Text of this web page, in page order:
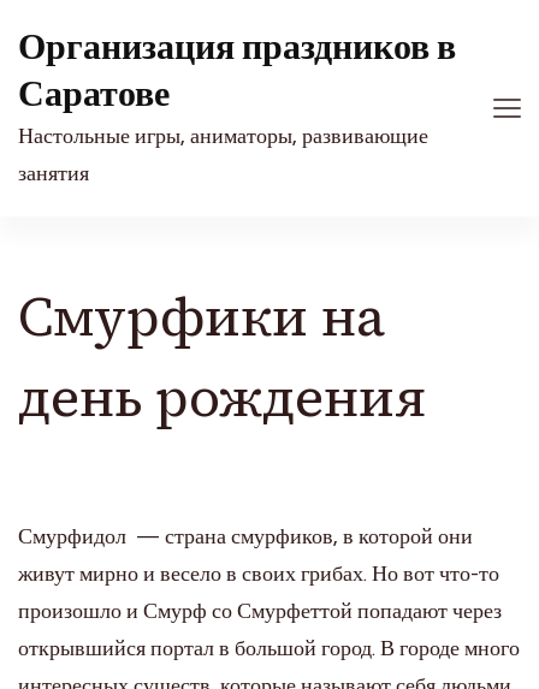
Организация праздников в
Саратове
Настольные игры, аниматоры, развивающие
занятия
Смурфики на
день рождения
Смурфидол — страна смурфиков, в которой они
живут мирно и весело в своих грибах. Но вот что-то
произошло и Смурф со Смурфеттой попадают через
открывшийся портал в большой город. В городе много